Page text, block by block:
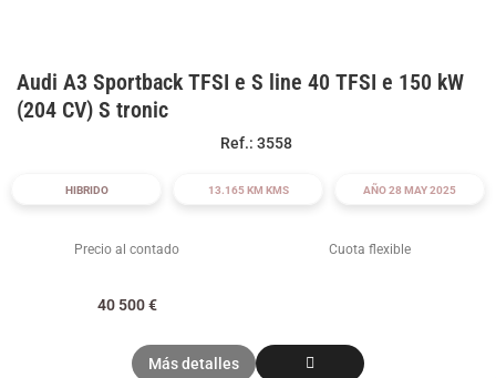
Audi A3 Sportback TFSI e S line 40 TFSI e 150 kW
(204 CV) S tronic
Ref.: 3558
HIBRIDO 13.165 KM KMS AÑO 28 MAY 2025
Precio al contado Cuota flexible
40 500€
Más detalles